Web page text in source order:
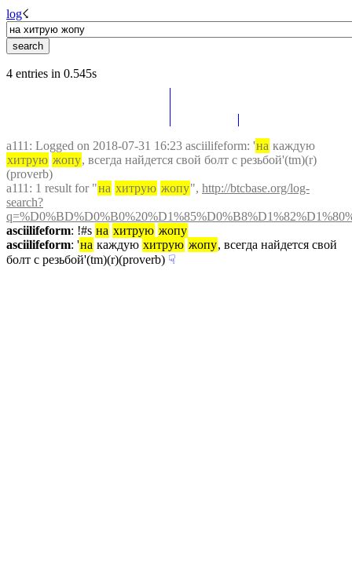
log☇︎
4 entries in 0.545s
a111 : Logged on 2018-07-31 16:23 asciilifeform: 'на
хитрую жопу, всегда найдется свой болт с резьбой'(tm)(r)
(proverb)
a111 : 1 result for "на хитрую жопу", http://btcbase.org/log-
search?
asciilifeform: !#s на хитрую жопу
asciilifeform: 'на каждую хитрую жопу, всегда найдется свой
болт с резьбой'(tm)(r)(proverb) ☟︎